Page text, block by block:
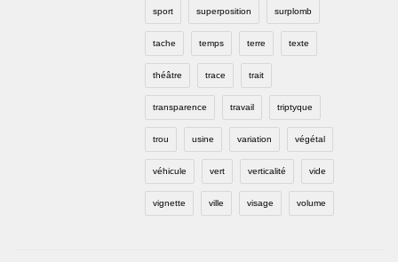
sport superposition surplomb
tache temps terre texte
théâtre trace trait
transparence travail triptyque
trou usine variation végétal
véhicule vert verticalité vide
vignette ville visage volume